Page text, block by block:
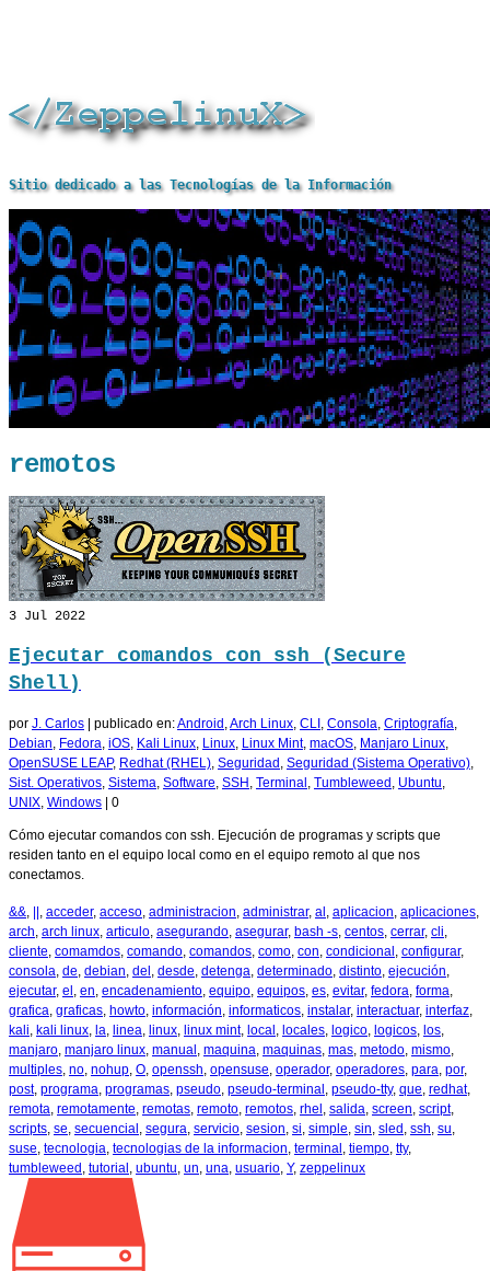
Sitio dedicado a las Tecnologías de la Información
remotos
3 Jul 2022
Ejecutar comandos con ssh (Secure
Shell)
por J. Carlos publicado en:Android ,Arch Linux, CLI , Consola, Criptografía,
Debian, Fedora, iOS, Kali Linux, Linux, Linux Mint, macOS, Manjaro Linux,
OpenSUSE LEAP, Redhat (RHEL), Seguridad , Seguridad (Sistema Operativo),
Sist. Operativos, Sistema, Software, SSH , Terminal , Tumbleweed , Ubuntu,
UNIX, Windows 0
Cómo ejecutar comandos con ssh. Ejecución de programas y scripts que
residen tanto en el equipo local como en el equipo remoto al que nos
conectamos.
&&, , acceder, acceso, administracion, administrar, al , aplicacion, aplicaciones,
arch, arch linux, articulo, asegurando, asegurar, bash -s, centos, cerrar, cli,
cliente, comamdos, comando, comandos, como, con, condicional , configurar,
consola, de, debian, del , desde, detenga, determinado, distinto, ejecución,
ejecutar, el , en, encadenamiento, equipo, equipos, es, evitar, fedora, forma,
grafica, graficas, howto, información, informaticos, instalar, interactuar, interfaz,
kali, kali linux, la, linea, linux, linux mint, local , locales, logico, logicos, los,
manjaro, manjaro linux, manual , maquina, maquinas, mas, metodo, mismo,
multiples, no, nohup, O, openssh, opensuse, operador, operadores, para, por,
post, programa, programas, pseudo, pseudo-terminal , pseudo-tty, que, redhat,
remota, remotamente, remotas, remoto, remotos, rhel , salida, screen, script,
scripts, se, secuencial , segura, servicio, sesion, si, simple, sin, sled , ssh, su,
suse, tecnologia, tecnologias de la informacion, terminal , tiempo, tty,
tumbleweed , tutorial , ubuntu, un, una, usuario, Y, zeppelinux